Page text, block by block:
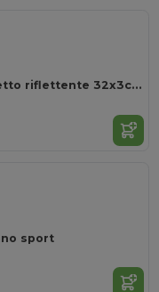
ENROLLO Braccialetto riflettente 32x3cm
sport